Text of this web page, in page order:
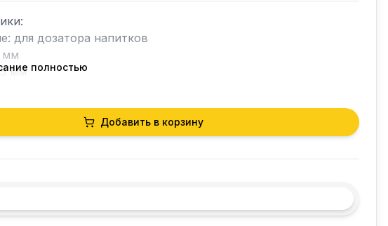
для дозатора напитков
мм
мм
коды:
BRAS
полностью
Добавить в корзину